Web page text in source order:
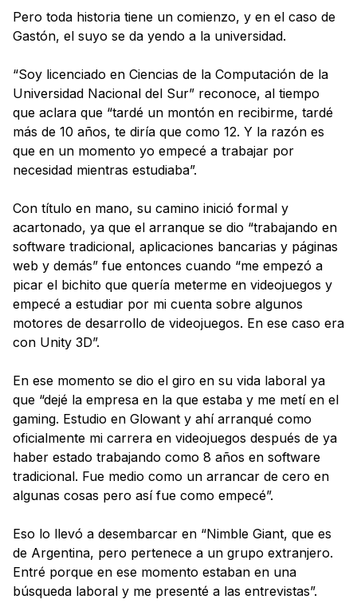
Pero toda historia tiene un comienzo, y en el caso de
Gastón, el suyo se da yendo a la universidad.
“Soy licenciado en Ciencias de la Computación de la
Universidad Nacional del Sur” reconoce, al tiempo
que aclara que “tardé un montón en recibirme, tardé
más de 10 años, te diría que como 12. Y la razón es
que en un momento yo empecé a trabajar por
necesidad mientras estudiaba”.
Con título en mano, su camino inició formal y
acartonado, ya que el arranque se dio “trabajando en
software tradicional, aplicaciones bancarias y páginas
web y demás” fue entonces cuando “me empezó a
picar el bichito que quería meterme en videojuegos y
empecé a estudiar por mi cuenta sobre algunos
motores de desarrollo de videojuegos. En ese caso era
con Unity 3D”.
En ese momento se dio el giro en su vida laboral ya
que “dejé la empresa en la que estaba y me metí en el
gaming. Estudio en Glowant y ahí arranqué como
oficialmente mi carrera en videojuegos después de ya
haber estado trabajando como 8 años en software
tradicional. Fue medio como un arrancar de cero en
algunas cosas pero así fue como empecé”.
Eso lo llevó a desembarcar en “Nimble Giant, que es
de Argentina, pero pertenece a un grupo extranjero.
Entré porque en ese momento estaban en una
búsqueda laboral y me presenté a las entrevistas”.